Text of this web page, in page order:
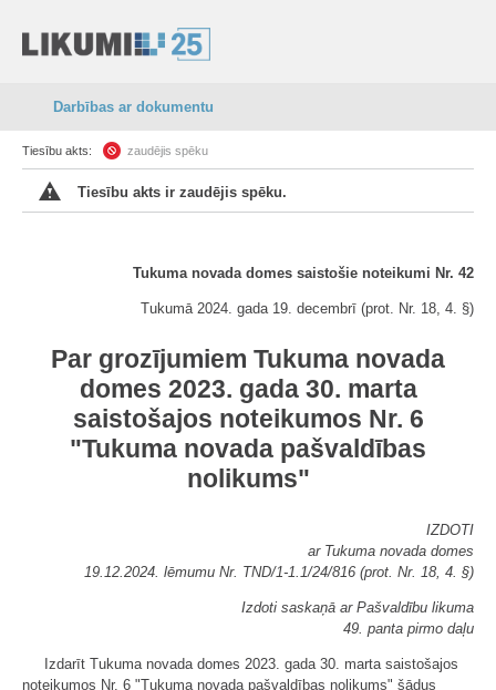
Darbības ar dokumentu
Tiesību akts: zaudējis spēku
Tiesību akts ir zaudējis spēku.
Tukuma novada domes saistošie noteikumi Nr. 42
Tukumā 2024. gada 19. decembrī (prot. Nr. 18, 4. §)
Par grozījumiem Tukuma novada
domes 2023. gada 30. marta
saistošajos noteikumos Nr. 6
"Tukuma novada pašvaldības
nolikums"
IZDOTI
ar Tukuma novada domes
19.12.2024. lēmumu Nr. TND/1-1.1/24/816 (prot. Nr. 18, 4. §)
Izdoti saskaņā ar Pašvaldību likuma
49. panta pirmo daļu
Izdarīt Tukuma novada domes 2023. gada 30. marta saistošajos
noteikumos Nr. 6 "Tukuma novada pašvaldības nolikums" šādus